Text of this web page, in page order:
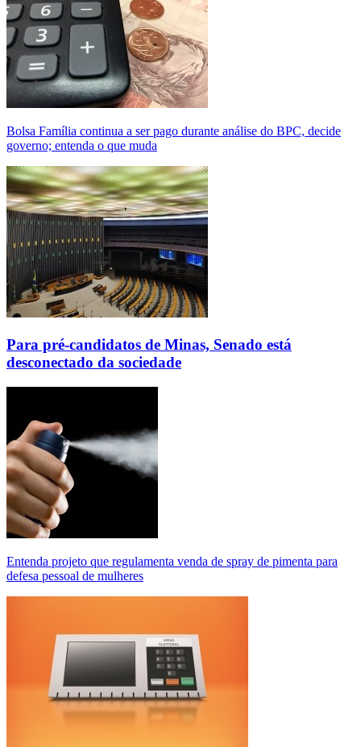
Bolsa Família continua a ser pago durante análise do BPC, decide
governo; entenda o que muda
Para pré-candidatos de Minas, Senado está
desconectado da sociedade
Entenda projeto que regulamenta venda de spray de pimenta para
defesa pessoal de mulheres